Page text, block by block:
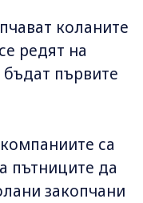
коланите
редят на
първите
са
пътниците да
закопчани